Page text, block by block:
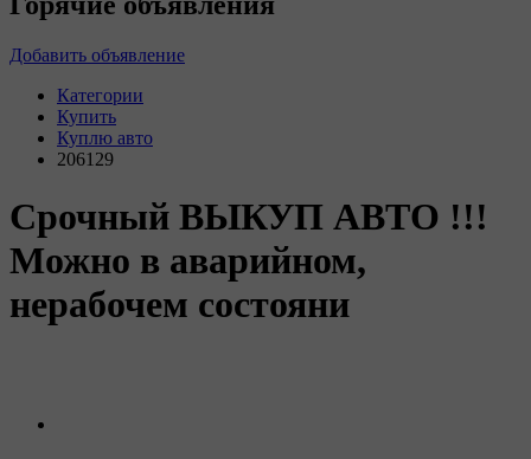
Добавить объявление
Категории
Купить
Куплю авто
206129
Срочный ВЫКУП АВТО !!!
Можно в аварийном,
нерабочем состояни